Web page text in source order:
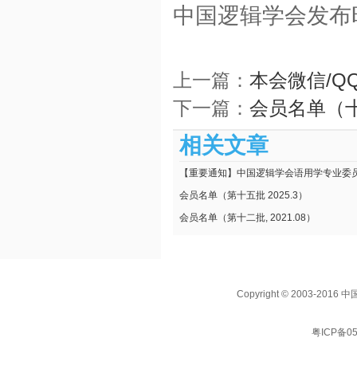
中国逻辑学会发
上一篇： 本会微信/
下一篇： 会员名单（
相关文章
【重要通知】中国逻辑学会语用学专业委
关于在册会员重新登记的通知
会员名单（第十五批 2025.3）
会员名单（第十二批, 2021.08）
Copyright © 2003-2016 中
粤ICP备